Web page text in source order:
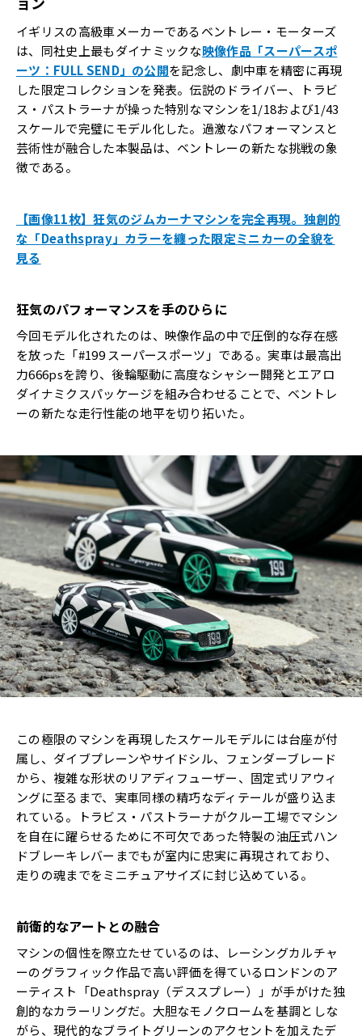
イギリスの高級車メーカーであるベントレー・モーターズ
は、同社史上最もダイナミックな映像作品「スーパースポ
ーツ：FULL SEND」の公開を記念し、劇中車を精密に再現
した限定コレクションを発表。伝説のドライバー、トラビ
ス・パストラーナが操った特別なマシンを1/18および1/43
スケールで完璧にモデル化した。過激なパフォーマンスと
芸術性が融合した本製品は、ベントレーの新たな挑戦の象
徴である。
【画像11枚】狂気のジムカーナマシンを完全再現。独創的
な「Deathspray」カラーを纏った限定ミニカーの全貌を
見る
狂気のパフォーマンスを手のひらに
今回モデル化されたのは、映像作品の中で圧倒的な存在感
を放った「#199 スーパースポーツ」である。実車は最高出
力666psを誇り、後輪駆動に高度なシャシー開発とエアロ
ダイナミクスパッケージを組み合わせることで、ベントレ
ーの新たな走行性能の地平を切り拓いた。
この極限のマシンを再現したスケールモデルには台座が付
属し、ダイブプレーンやサイドシル、フェンダーブレード
から、複雑な形状のリアディフューザー、固定式リアウィ
ングに至るまで、実車同様の精巧なディテールが盛り込ま
れている。トラビス・パストラーナがクルー工場でマシン
を自在に躍らせるために不可欠であった特製の油圧式ハン
ドブレーキレバーまでもが室内に忠実に再現されており、
走りの魂までをミニチュアサイズに封じ込めている。
前衛的なアートとの融合
マシンの個性を際立たせているのは、レーシングカルチャ
ーのグラフィック作品で高い評価を得ているロンドンのア
ーティスト「Deathspray（デススプレー）」が手がけた独
創的なカラーリングだ。大胆なモノクロームを基調としな
がら、現代的なブライトグリーンのアクセントを加えたデ